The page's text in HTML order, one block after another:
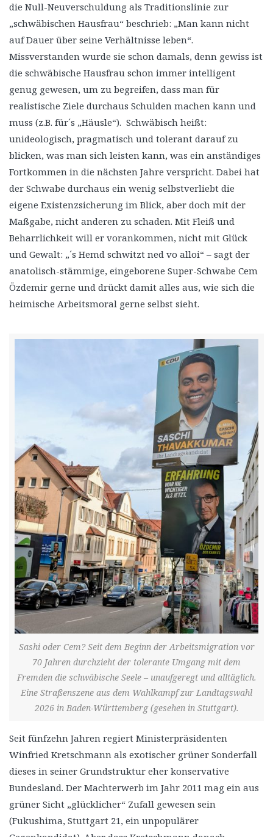
die Null-Neuverschuldung als Traditionslinie zur
„schwäbischen Hausfrau“ beschrieb: „Man kann nicht
auf Dauer über seine Verhältnisse leben“.
Missverstanden wurde sie schon damals, denn gewiss ist
die schwäbische Hausfrau schon immer intelligent
genug gewesen, um zu begreifen, dass man für
realistische Ziele durchaus Schulden machen kann und
muss (z.B. für´s „Häusle“). Schwäbisch heißt:
unideologisch, pragmatisch und tolerant darauf zu
blicken, was man sich leisten kann, was ein anständiges
Fortkommen in die nächsten Jahre verspricht. Dabei hat
der Schwabe durchaus ein wenig selbstverliebt die
eigene Existenzsicherung im Blick, aber doch mit der
Maßgabe, nicht anderen zu schaden. Mit Fleiß und
Beharrlichkeit will er vorankommen, nicht mit Glück
und Gewalt: „´s Hemd schwitzt ned vo alloi“ – sagt der
anatolisch-stämmige, eingeborene Super-Schwabe Cem
Özdemir gerne und drückt damit alles aus, wie sich die
heimische Arbeitsmoral gerne selbst sieht.
Sashi oder Cem? Seit dem Beginn der Arbeitsmigration vor
70 Jahren durchzieht der tolerante Umgang mit dem
Fremden die schwäbische Seele – unaufgeregt und alltäglich.
Eine Straßenszene aus dem Wahlkampf zur Landtagswahl
2026 in Baden-Württemberg (gesehen in Stuttgart).
Seit fünfzehn Jahren regiert Ministerpräsidenten
Winfried Kretschmann als exotischer grüner Sonderfall
dieses in seiner Grundstruktur eher konservative
Bundesland. Der Machterwerb im Jahr 2011 mag ein aus
grüner Sicht „glücklicher“ Zufall gewesen sein
(Fukushima, Stuttgart 21, ein unpopulärer